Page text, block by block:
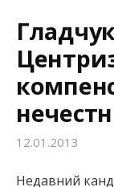
12.01.2013
Недавний